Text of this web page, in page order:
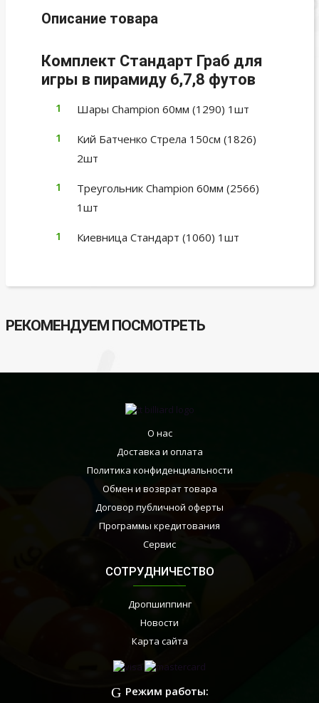
Описание товара
Комплект Стандарт Граб для
игры в пирамиду 6,7,8 футов
Шары Champion 60мм (1290) 1шт
Кий Батченко Стрела 150см (1826)
2шт
Треугольник Champion 60мм (2566)
1шт
Киевница Стандарт (1060) 1шт
РЕКОМЕНДУЕМ ПОСМОТРЕТЬ
О нас
Доставка и оплата
Политика конфиденциальности
Обмен и возврат товара
Договор публичной оферты
Программы кредитования
Сервис
СОТРУДНИЧЕСТВО
Дропшиппинг
Новости
Карта сайта
Режим работы: